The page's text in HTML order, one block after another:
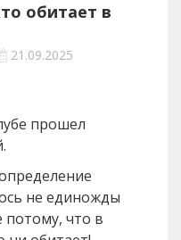
обитает в
21.09.2025
прошел
не единожды
потому, что в